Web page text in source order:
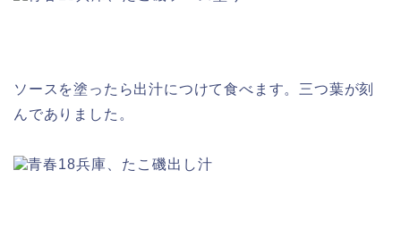
ソースを塗ったら出汁につけて食べます。三つ葉が刻
んでありました。